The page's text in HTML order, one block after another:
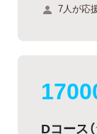
7人が応
Dコース